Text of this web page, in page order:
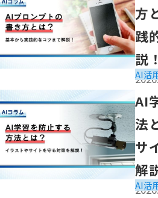
方
践
説！
AI活
「AI学習を防止する方法とは？AI
法
サ
解
AI活